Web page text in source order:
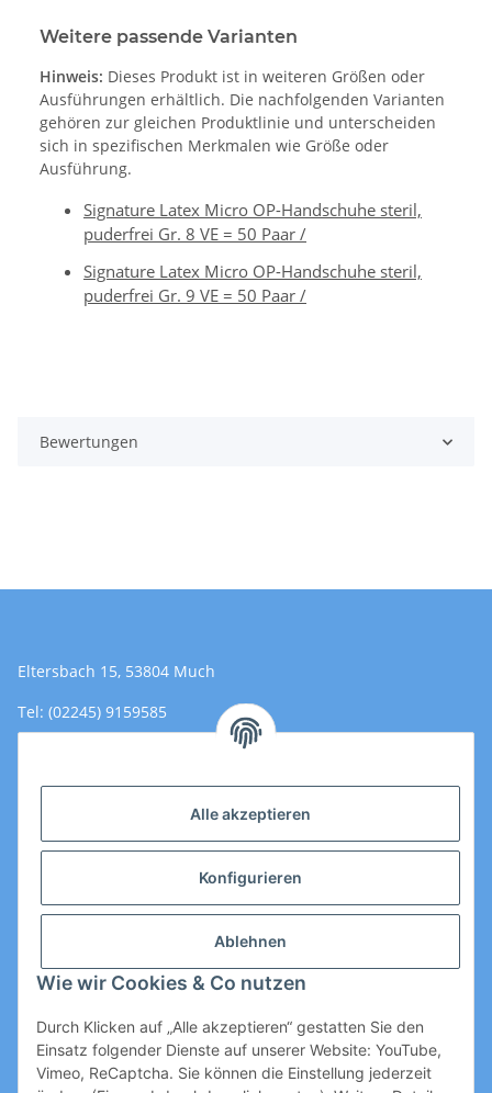
Alle akzeptieren
Konfigurieren
Ablehnen
Wie wir Cookies & Co nutzen
Durch Klicken auf „Alle akzeptieren“ gestatten Sie den
Einsatz folgender Dienste auf unserer Website: YouTube,
Vimeo, ReCaptcha. Sie können die Einstellung jederzeit
Weitere passende Varianten
Hinweis: Dieses Produkt ist in weiteren Größen oder
Ausführungen erhältlich. Die nachfolgenden Varianten
gehören zur gleichen Produktlinie und unterscheiden
sich in spezifischen Merkmalen wie Größe oder
Ausführung.
Signature Latex Micro OP-Handschuhe steril,
puderfrei Gr. 8 VE = 50 Paar /
Signature Latex Micro OP-Handschuhe steril,
puderfrei Gr. 9 VE = 50 Paar /
Bewertungen
Eltersbach 15, 53804 Much
Tel: (02245) 9159585
Email: Kontakt@toromedical.de
Öffnungszeiten (Mo-Fr.) 8:00 - 17:00